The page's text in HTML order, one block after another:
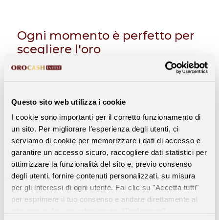
Questo sito web utilizza i cookie
I cookie sono importanti per il corretto funzionamento di
un sito. Per migliorare l’esperienza degli utenti, ci
serviamo di cookie per memorizzare i dati di accesso e
garantire un accesso sicuro, raccogliere dati statistici per
ottimizzare la funzionalità del sito e, previo consenso
degli utenti, fornire contenuti personalizzati, su misura
per gli interessi di ogni utente. Fai clic su "Accetta tutti"
per esprimere il tuo consenso e andare direttamente al
Ogni momento è perfetto per
scegliere l'oro
Con il Piano di Accumulo in Oro di OroCash Invest,
non devi monitorare l'andamento dell'oro e
l'acquisto si distribuisce su diverse quotazioni dell'oro,
permettendo di mediare il prezzo di acquisto: un
approccio intelligente e prudente che trasforma la
variabilità del mercato in un'opportunità di accumulo
nel tempo.
ATTIVA IL PIANO D'ACCUMULO